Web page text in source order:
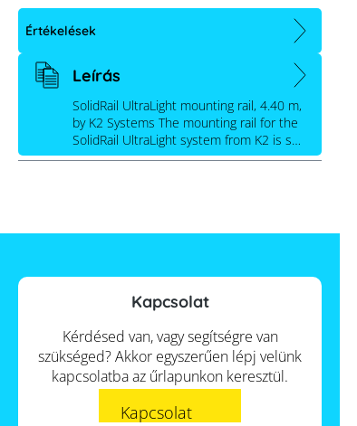
Értékelések
Leírás
SolidRail UltraLight mounting rail, 4.40 m,
by K2 Systems The mounting rail for the
SolidRail UltraLight system from K2 is s…
Kapcsolat
Kérdésed van, vagy segítségre van
szükséged? Akkor egyszerűen lépj velünk
kapcsolatba az űrlapunkon keresztül.
Kapcsolat